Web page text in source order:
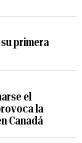
primera
el
la
Canadá